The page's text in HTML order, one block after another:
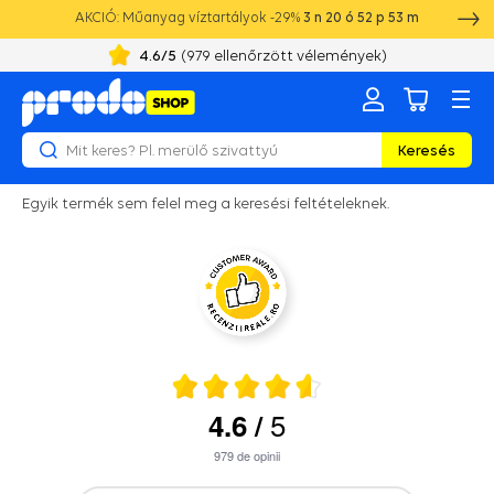
AKCIÓ: Műanyag víztartályok -29% 3 n 20 ó 52 p 53 m
4.6/5 (979 ellenőrzött vélemények)
Keresés
Egyik termék sem felel meg a keresési feltételeknek.
4.6/5
979de opinii